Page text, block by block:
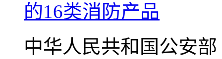
的16类消防产品
中华人民共和国公安